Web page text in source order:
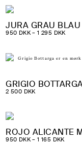
JURA GRAU BLAU
950 DKK – 1 295 DKK
GRIGIO
2 500 DKK
ROJO ALICANTE
950 DKK – 1 165 DKK